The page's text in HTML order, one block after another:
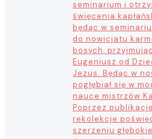
seminarium i
święcenia
będąc w
do nowicjatu
bosych,
Eugeniusz od
Jezus. Będąc w
pogłębiał się w
nauce mistrzów
Poprzez
rekolekcje
szerzeniu